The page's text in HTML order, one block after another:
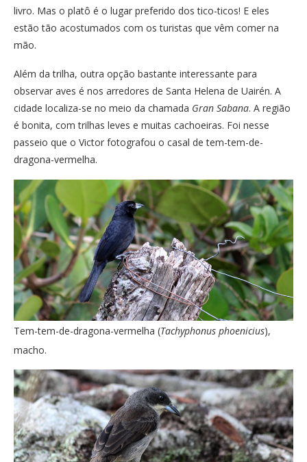
livro. Mas o platô é o lugar preferido dos tico-ticos! E eles
estão tão acostumados com os turistas que vêm comer na
mão.
Além da trilha, outra opção bastante interessante para
observar aves é nos arredores de Santa Helena de Uairén. A
cidade localiza-se no meio da chamada Gran Sabana. A região
é bonita, com trilhas leves e muitas cachoeiras. Foi nesse
passeio que o Victor fotografou o casal de tem-tem-de-
dragona-vermelha.
Tem-tem-de-dragona-vermelha (Tachyphonus phoenicius),
macho.